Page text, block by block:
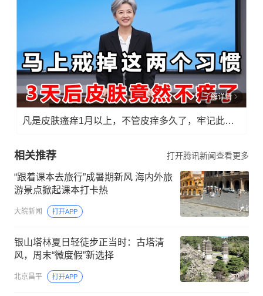
了解详情
凡是皮肤瘙痒1月以上，不管皮痒多久了，牢记此法，快！准！狠！
相关推荐 打开腾讯新闻查看更多
“跟着课本去旅行”成暑期新风 海内外旅
游景点掀起课本打卡热
大皖新闻 打开APP
银山塔林夏日轻徒步正当时：古塔清
风，周末“微度假”新选择
北京昌平 打开APP